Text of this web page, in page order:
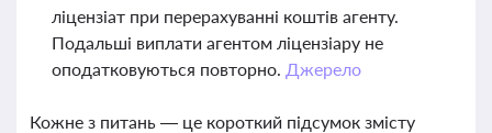
ліцензіат при перерахуванні коштів агенту.
Подальші виплати агентом ліцензіару не
оподатковуються повторно. Джерело
Кожне з питань — це короткий підсумок змісту